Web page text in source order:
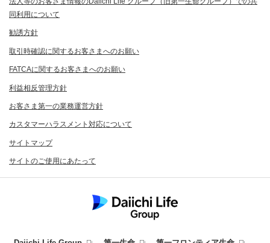
同利用について
勧誘方針
取引時確認に関するお客さまへのお願い
FATCAに関するお客さまへのお願い
利益相反管理方針
お客さま第一の業務運営方針
カスタマーハラスメント対応について
サイトマップ
サイトのご使用にあたって